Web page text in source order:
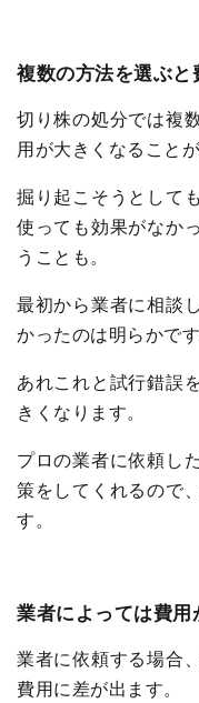
複数の方法を選ぶ
切り株の処分では複
用が大きくなること
掘り起こそうとして
使っても効果がなか
うことも。
最初から業者に相談
かったのは明らかです
あれこれと試行錯誤
きくなります。
プロの業者に依頼し
策をしてくれるので
す。
業者によっては費用
業者に依頼する場合
費用に差が出ます。